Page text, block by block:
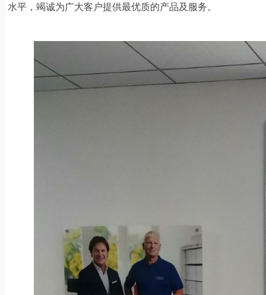
水平，竭诚为广大客户提供最优质的产品及服务。